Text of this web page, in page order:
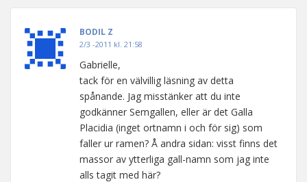
BODIL Z
2/3 -2011 kl. 21:58
Gabrielle,
tack för en välvillig läsning av detta
spånande. Jag misstänker att du inte
godkänner Semgallen, eller är det Galla
Placidia (inget ortnamn i och för sig) som
faller ur ramen? Å andra sidan: visst finns det
massor av ytterliga gall-namn som jag inte
alls tagit med här?